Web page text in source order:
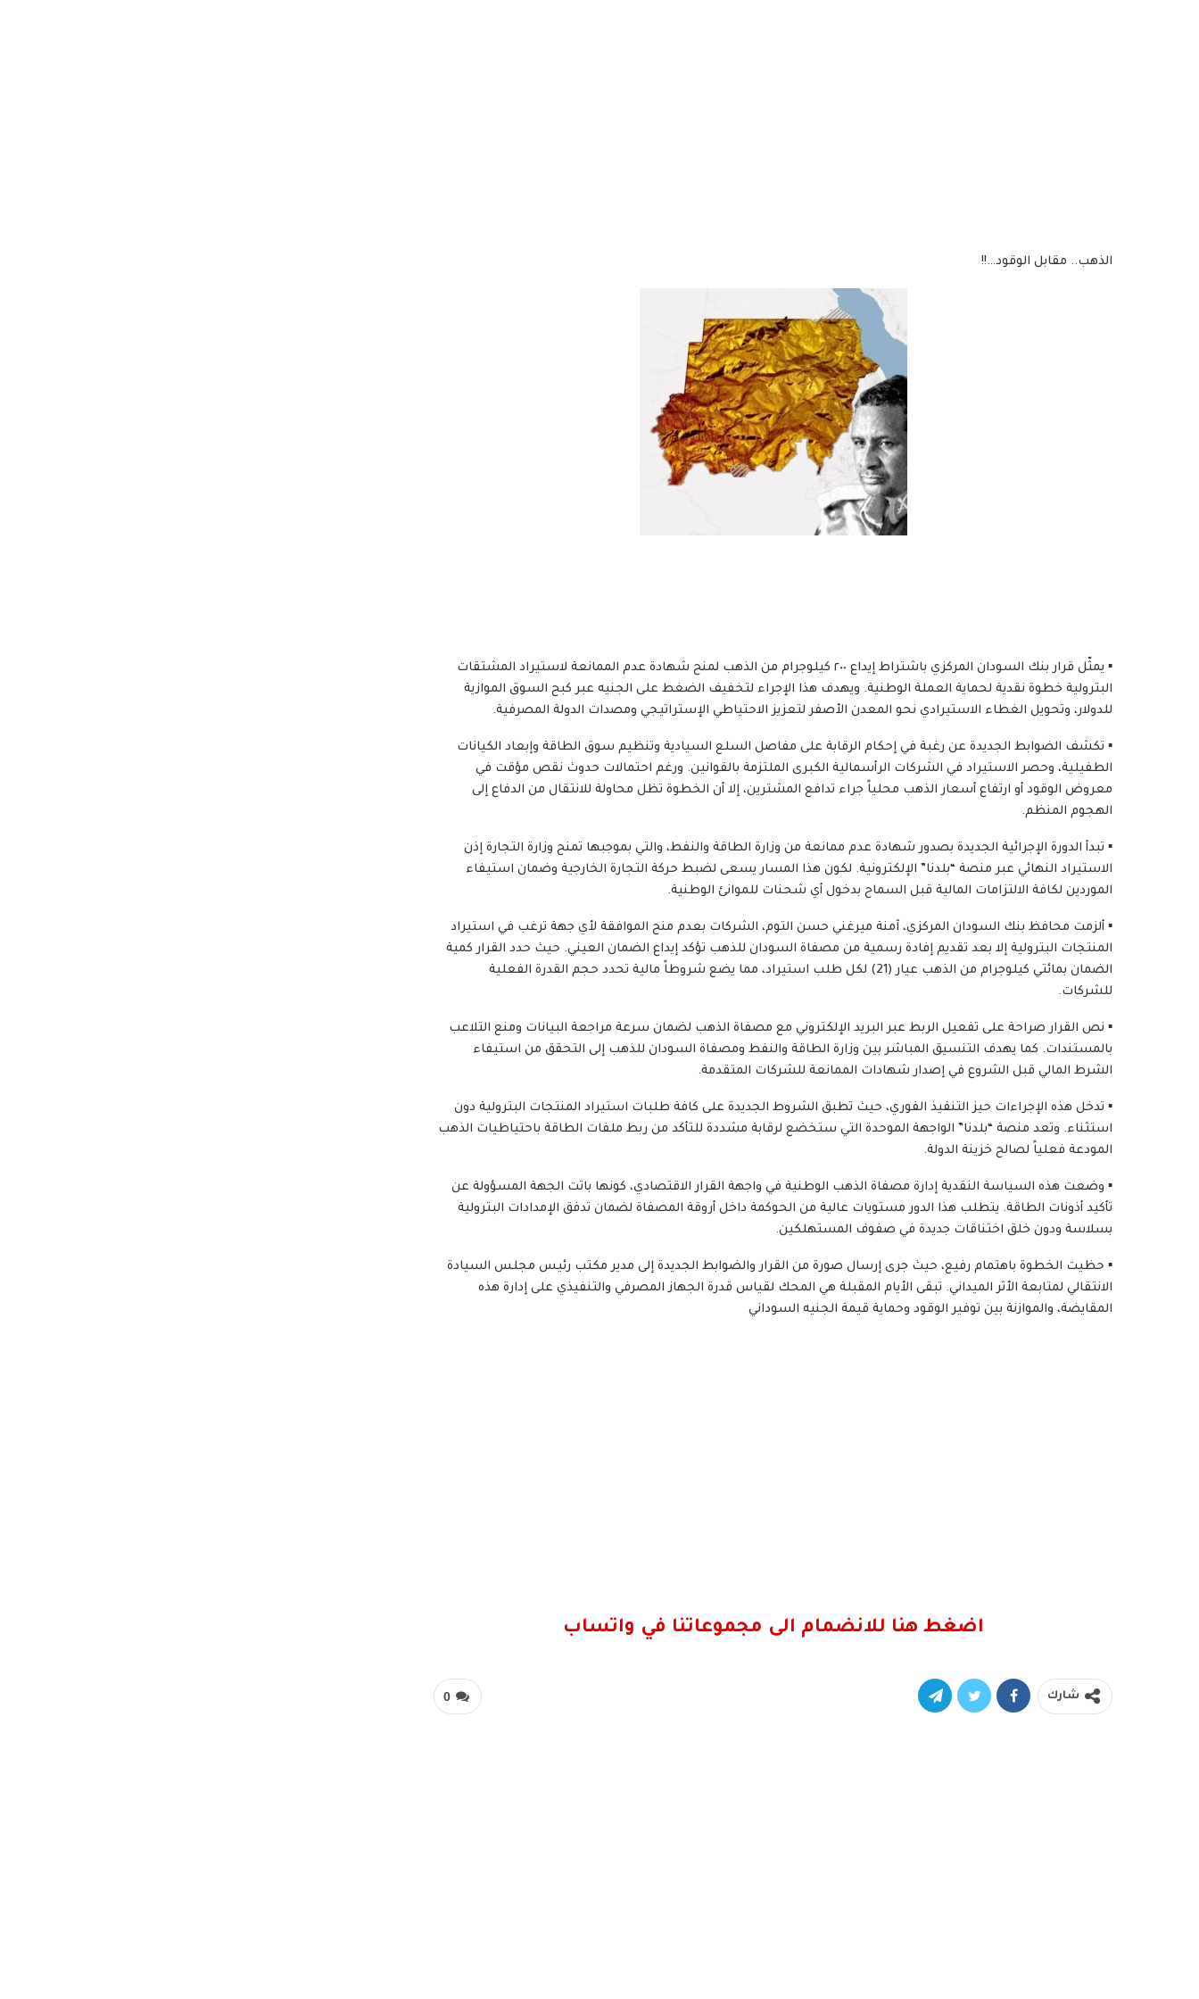
الذهب.. مقابل الوقود…!!
​▪️ يمثّل قرار بنك السودان المركزي باشتراط إيداع ٢٠٠ كيلوجرام من الذهب لمنح شهادة عدم الممانعة لاستيراد المشتقات
البترولية خطوة نقدية لحماية العملة الوطنية. ويهدف هذا الإجراء لتخفيف الضغط على الجنيه عبر كبح السوق الموازية
للدولار، وتحويل الغطاء الاستيرادي نحو المعدن الأصفر لتعزيز الاحتياطي الإستراتيجي ومصدات الدولة المصرفية.
​▪️ تكشف الضوابط الجديدة عن رغبة في إحكام الرقابة على مفاصل السلع السيادية وتنظيم سوق الطاقة وإبعاد الكيانات
الطفيلية، وحصر الاستيراد في الشركات الرأسمالية الكبرى الملتزمة بالقوانين. ورغم احتمالات حدوث نقص مؤقت في
معروض الوقود أو ارتفاع أسعار الذهب محلياً جراء تدافع المشترين، إلا أن الخطوة تظل محاولة للانتقال من الدفاع إلى
الهجوم المنظم.
​▪️ تبدأ الدورة الإجرائية الجديدة بصدور شهادة عدم ممانعة من وزارة الطاقة والنفط، والتي بموجبها تمنح وزارة التجارة إذن
الاستيراد النهائي عبر منصة “بلدنا” الإلكترونية. لكون هذا المسار يسعى لضبط حركة التجارة الخارجية وضمان استيفاء
الموردين لكافة الالتزامات المالية قبل السماح بدخول أي شحنات للموانئ الوطنية.
​▪️ ألزمت محافظ بنك السودان المركزي، آمنة ميرغني حسن التوم، الشركات بعدم منح الموافقة لأي جهة ترغب في استيراد
المنتجات البترولية إلا بعد تقديم إفادة رسمية من مصفاة السودان للذهب تؤكد إيداع الضمان العيني. حيث حدد القرار كمية
الضمان بمائتي كيلوجرام من الذهب عيار (21) لكل طلب استيراد، مما يضع شروطاً مالية تحدد حجم القدرة الفعلية
للشركات.
​▪️ نص القرار صراحة على تفعيل الربط عبر البريد الإلكتروني مع مصفاة الذهب لضمان سرعة مراجعة البيانات ومنع التلاعب
بالمستندات. كما يهدف التنسيق المباشر بين وزارة الطاقة والنفط ومصفاة السودان للذهب إلى التحقق من استيفاء
الشرط المالي قبل الشروع في إصدار شهادات الممانعة للشركات المتقدمة.
​▪️ تدخل هذه الإجراءات حيز التنفيذ الفوري، حيث تطبق الشروط الجديدة على كافة طلبات استيراد المنتجات البترولية دون
استثناء. وتعد منصة “بلدنا” الواجهة الموحدة التي ستخضع لرقابة مشددة للتأكد من ربط ملفات الطاقة باحتياطيات الذهب
المودعة فعلياً لصالح خزينة الدولة.
​▪️ وضعت هذه السياسة النقدية إدارة مصفاة الذهب الوطنية في واجهة القرار الاقتصادي، كونها باتت الجهة المسؤولة عن
تأكيد أذونات الطاقة. يتطلب هذا الدور مستويات عالية من الحوكمة داخل أروقة المصفاة لضمان تدفق الإمدادات البترولية
بسلاسة ودون خلق اختناقات جديدة في صفوف المستهلكين.
​▪️ حظيت الخطوة باهتمام رفيع، حيث جرى إرسال صورة من القرار والضوابط الجديدة إلى مدير مكتب رئيس مجلس السيادة
الانتقالي لمتابعة الأثر الميداني. تبقى الأيام المقبلة هي المحك لقياس قدرة الجهاز المصرفي والتنفيذي على إدارة هذه
المقايضة، والموازنة بين توفير الوقود وحماية قيمة الجنيه السوداني
اضغط هنا للانضمام الى مجموعاتنا في واتساب
0 شارك